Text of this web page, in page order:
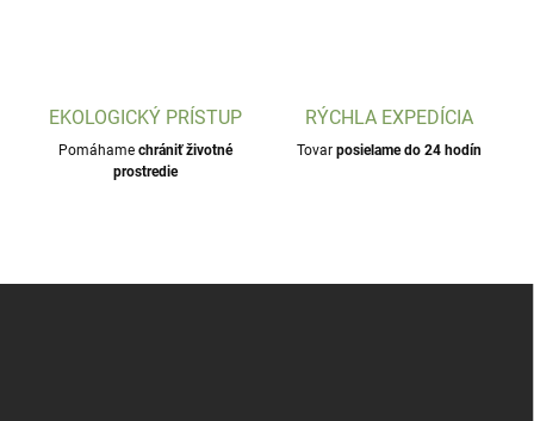
EKOLOGICKÝ PRÍSTUP
Pomáhame chrániť životné
prostredie
RÝCHLA EXPEDÍCIA
Tovar posielame do 24 hodín